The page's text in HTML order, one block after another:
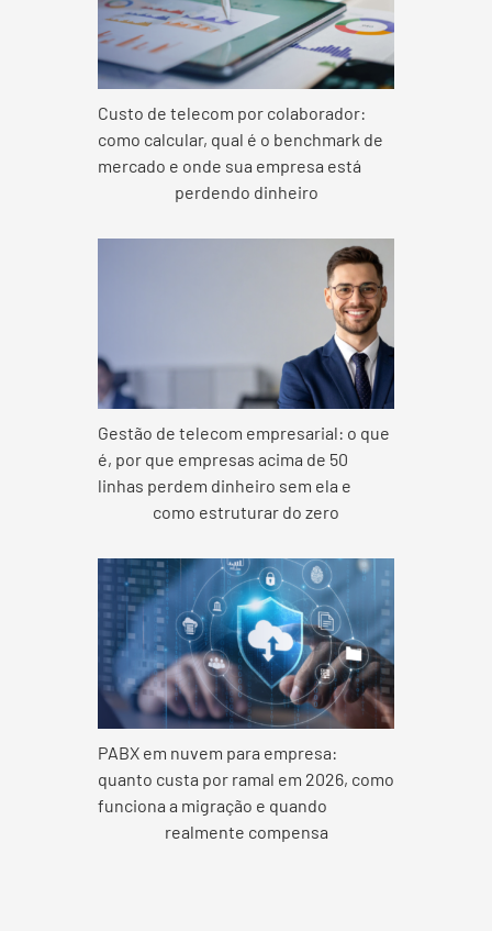
Custo de telecom por colaborador:
como calcular, qual é o benchmark de
mercado e onde sua empresa está
perdendo dinheiro
Gestão de telecom empresarial: o que
é, por que empresas acima de 50
linhas perdem dinheiro sem ela e
como estruturar do zero
PABX em nuvem para empresa:
quanto custa por ramal em 2026, como
funciona a migração e quando
realmente compensa